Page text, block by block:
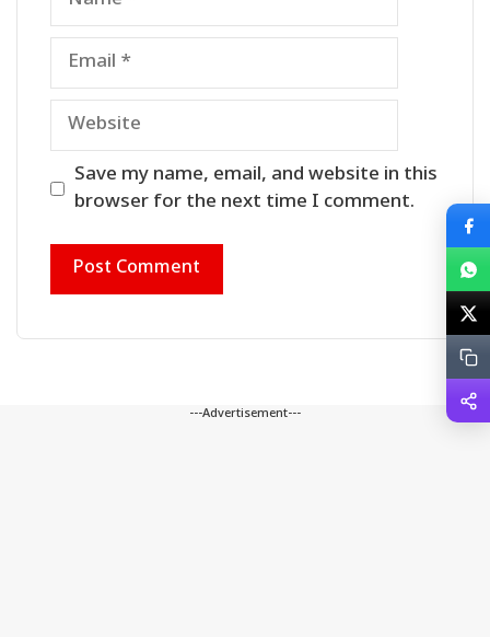
Email
Website
Save my name, email, and website in this
browser for the next time I comment.
---Advertisement---